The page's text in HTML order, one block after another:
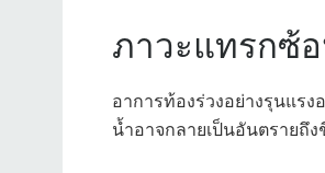
ภาวะแทรกซ้
อาการท้องร่วงอย่างรุนแร
น้ำอาจกลายเป็นอันตรายถึง